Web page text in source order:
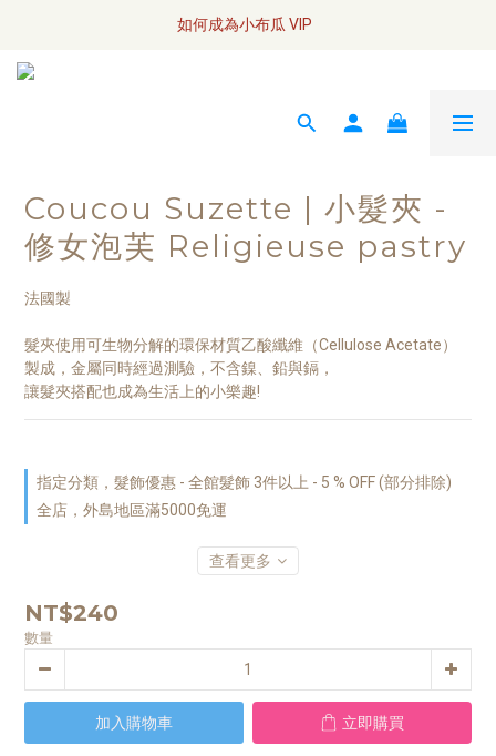
全網訂單將於7/4 開始配送
如何成為小布瓜 VIP
Coucou Suzette | 小髮夾 -
修女泡芙 Religieuse pastry
法國製
髮夾使用可生物分解的環保材質乙酸纖維（Cellulose Acetate）
製成，金屬同時經過測驗，不含鎳、鉛與鎘，
讓髮夾搭配也成為生活上的小樂趣!
指定分類，髮飾優惠 - 全館髮飾 3件以上 - 5 % OFF (部分排除)
全店，外島地區滿5000免運
查看更多
NT$240
數量
加入購物車 立即購買